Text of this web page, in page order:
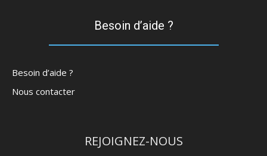
Besoin d’aide ?
Besoin d’aide ?
Nous contacter
REJOIGNEZ-NOUS